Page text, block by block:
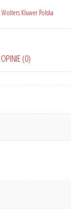
Wolters Kluwer Polska
OPINIE (0)